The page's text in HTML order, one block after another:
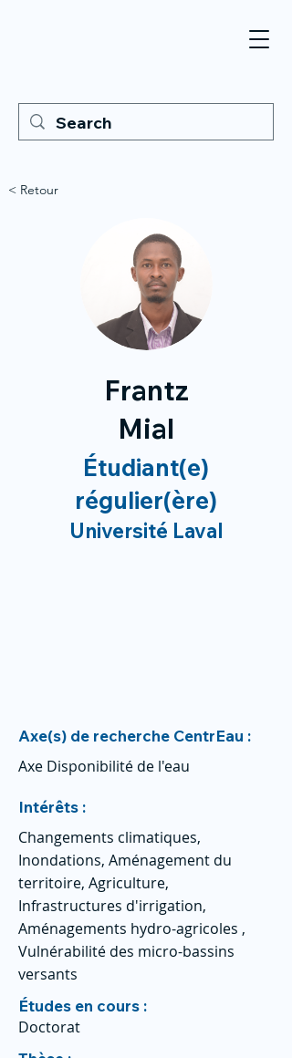
< Retour
Frantz
Mial
Étudiant(e)
régulier(ère)
Université Laval
Axe(s) de recherche CentrEau :
Axe Disponibilité de l'eau
Intérêts :
Changements climatiques,
Inondations, Aménagement du
territoire, Agriculture,
Infrastructures d'irrigation,
Aménagements hydro-agricoles ,
Vulnérabilité des micro-bassins
versants
Études en cours :
Doctorat